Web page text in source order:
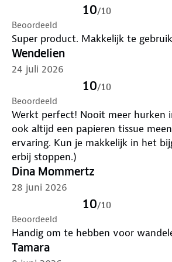
10/10
Beoordeeld
Super product. Makkelijk te
Wendelien
24 juli 2026
10/10
Beoordeeld
Werkt perfect! Nooit meer hurken
ook altijd een papieren tissue
ervaring. Kun je makkelijk in het
erbij stoppen.)
Dina Mommertz
28 juni 2026
10/10
Beoordeeld
Handig om te hebben voor
Tamara